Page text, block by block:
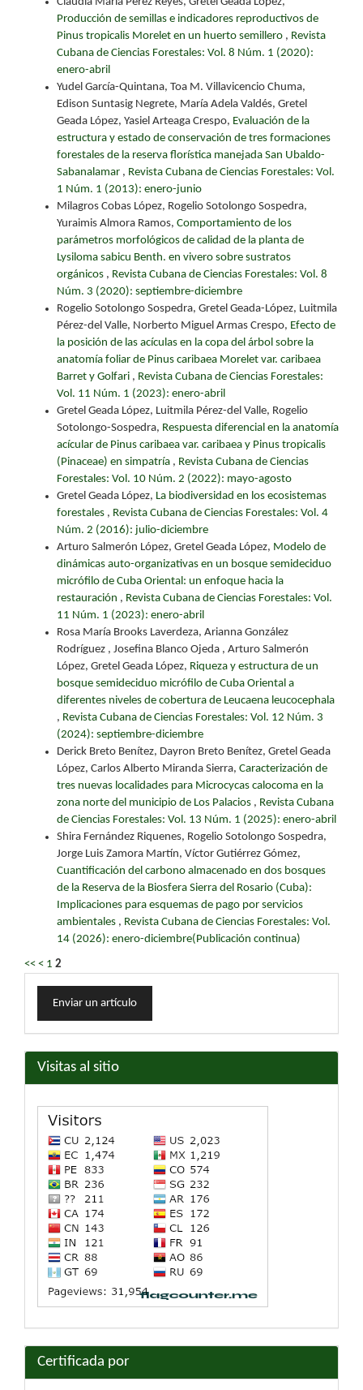
Producción de semillas e indicadores reproductivos de
Pinus tropicalis Morelet en un huerto semillero , Revista
Cubana de Ciencias Forestales: Vol. 8 Núm. 1 (2020):
enero-abril
Yudel García-Quintana, Toa M. Villavicencio Chuma,
Edison Suntasig Negrete, María Adela Valdés, Gretel
Geada López, Yasiel Arteaga Crespo, Evaluación de la
estructura y estado de conservación de tres formaciones
forestales de la reserva florística manejada San Ubaldo-
Sabanalamar , Revista Cubana de Ciencias Forestales: Vol.
1 Núm. 1 (2013): enero-junio
Milagros Cobas López, Rogelio Sotolongo Sospedra,
Yuraimis Almora Ramos, Comportamiento de los
parámetros morfológicos de calidad de la planta de
Lysiloma sabicu Benth. en vivero sobre sustratos
orgánicos , Revista Cubana de Ciencias Forestales: Vol. 8
Núm. 3 (2020): septiembre-diciembre
Rogelio Sotolongo Sospedra, Gretel Geada-López, Luitmila
Pérez-del Valle, Norberto Miguel Armas Crespo, Efecto de
la posición de las acículas en la copa del árbol sobre la
anatomía foliar de Pinus caribaea Morelet var. caribaea
Barret y Golfari , Revista Cubana de Ciencias Forestales:
Vol. 11 Núm. 1 (2023): enero-abril
Gretel Geada López, Luitmila Pérez-del Valle, Rogelio
Sotolongo-Sospedra, Respuesta diferencial en la anatomía
acícular de Pinus caribaea var. caribaea y Pinus tropicalis
(Pinaceae) en simpatría , Revista Cubana de Ciencias
Forestales: Vol. 10 Núm. 2 (2022): mayo-agosto
Gretel Geada López, La biodiversidad en los ecosistemas
forestales , Revista Cubana de Ciencias Forestales: Vol. 4
Núm. 2 (2016): julio-diciembre
Arturo Salmerón López, Gretel Geada López, Modelo de
dinámicas auto-organizativas en un bosque semideciduo
micrófilo de Cuba Oriental: un enfoque hacia la
restauración , Revista Cubana de Ciencias Forestales: Vol.
11 Núm. 1 (2023): enero-abril
Rosa María Brooks Laverdeza, Arianna González
Rodríguez , Josefina Blanco Ojeda , Arturo Salmerón
López, Gretel Geada López, Riqueza y estructura de un
bosque semideciduo micrófilo de Cuba Oriental a
diferentes niveles de cobertura de Leucaena leucocephala
, Revista Cubana de Ciencias Forestales: Vol. 12 Núm. 3
(2024): septiembre-diciembre
Derick Breto Benítez, Dayron Breto Benítez, Gretel Geada
López, Carlos Alberto Miranda Sierra, Caracterización de
tres nuevas localidades para Microcycas calocoma en la
zona norte del municipio de Los Palacios , Revista Cubana
de Ciencias Forestales: Vol. 13 Núm. 1 (2025): enero-abril
Shira Fernández Riquenes, Rogelio Sotolongo Sospedra,
Jorge Luis Zamora Martín, Víctor Gutiérrez Gómez,
Cuantificación del carbono almacenado en dos bosques
de la Reserva de la Biosfera Sierra del Rosario (Cuba):
Implicaciones para esquemas de pago por servicios
ambientales , Revista Cubana de Ciencias Forestales: Vol.
14 (2026): enero-diciembre(Publicación continua)
<< < 1 2
Enviar
unEnviar un artículo
Visitas al sitio
Certificada por